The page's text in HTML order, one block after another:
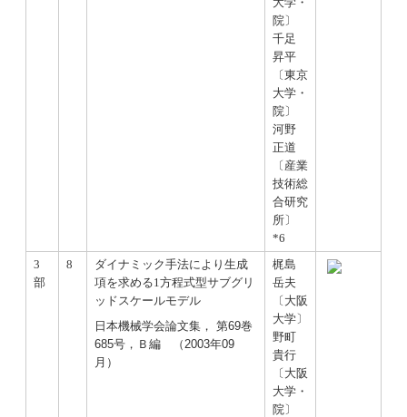
院〕
千足
昇平
〔東京
大学・
院〕
河野
正道
〔産業
技術総
合研究
所〕
*6
3
部
8
ダイナミック手法により生成
項を求める1方程式型サブグリ
ッドスケールモデル
日本機械学会論文集， 第69巻
685号，Ｂ編 （2003年09
月）
梶島
岳夫
〔大阪
大学〕
野町
貴行
〔大阪
大学・
院〕